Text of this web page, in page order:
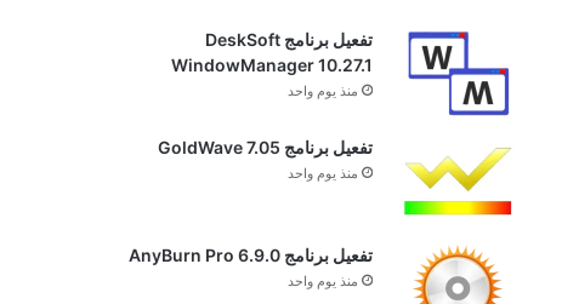
تفعيل برنامج DeskSoft
WindowManager 10.27.1
منذ يوم واحد
تفعيل برنامج GoldWave 7.05
منذ يوم واحد
تفعيل برنامج AnyBurn Pro 6.9.0
منذ يوم واحد